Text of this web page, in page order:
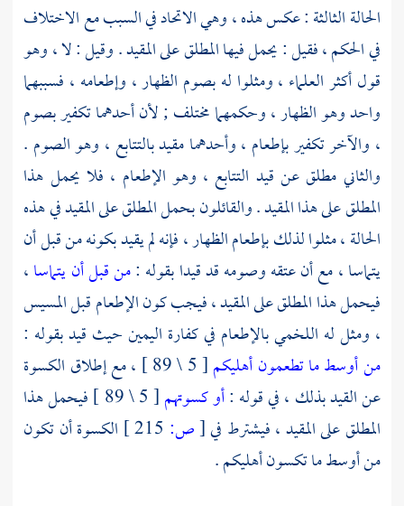
الحالة الثالثة : عكس هذه ، وهي الاتحاد في السبب مع الاختلاف
في الحكم ، فقيل : يحمل فيها المطلق على المقيد . وقيل : لا ، وهو
قول أكثر العلماء ، ومثلوا له بصوم الظهار ، وإطعامه ، فسببهما
واحد وهو الظهار ، وحكمهما مختلف ; لأن أحدهما تكفير بصوم
، والآخر تكفير بإطعام ، وأحدهما مقيد بالتتابع ، وهو الصوم .
والثاني مطلق عن قيد التتابع ، وهو الإطعام ، فلا يحمل هذا
المطلق على هذا المقيد . والقائلون بحمل المطلق على المقيد في هذه
الحالة ، مثلوا لذلك بإطعام الظهار ، فإنه لم يقيد بكونه من قبل أن
يتماسا ، مع أن عتقه وصومه قد قيدا بقوله :من قبل أن يتماسا،
فيحمل هذا المطلق على المقيد ، فيجب كون الإطعام قبل المسيس
، ومثل له اللخميبالإطعام في كفارة اليمين حيث قيد بقوله :
من أوسط ما تطعمون أهليكم
[ 5 \ 89 ] ، مع إطلاق الكسوة
عن القيد بذلك ، في قوله :أو كسوتهم
[ 5 \ 89 ] فيحمل هذا
المطلق على المقيد ، فيشترط في[ص:
الكسوة أن تكون
من أوسط ما تكسون أهليكم .